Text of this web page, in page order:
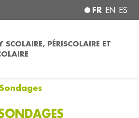
FR EN ES
SCOLAIRE, PÉRISCOLAIRE ET
Sondages